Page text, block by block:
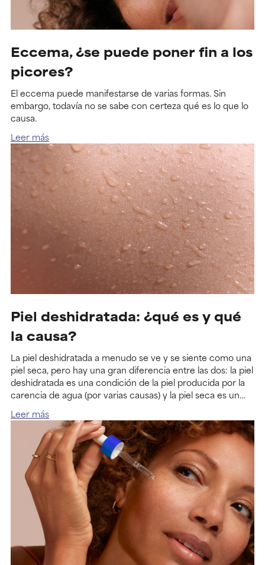
Eccema, ¿se puede poner fin a los
picores?
El eccema puede manifestarse de varias formas. Sin
embargo, todavía no se sabe con certeza qué es lo que lo
causa.
Leer más
Piel deshidratada: ¿qué es y qué
la causa?
La piel deshidratada a menudo se ve y se siente como una
piel seca, pero hay una gran diferencia entre las dos: la piel
deshidratada es una condición de la piel producida por la
carencia de agua (por varias causas) y la piel seca es un
tipo de piel que se caracteriza por su poca producción de
grasa.
Leer más